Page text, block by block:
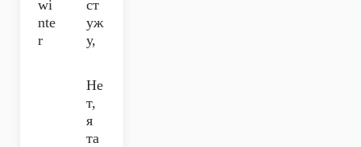
wi
nte
r
ст
уж
у,
Не
т,
я
та